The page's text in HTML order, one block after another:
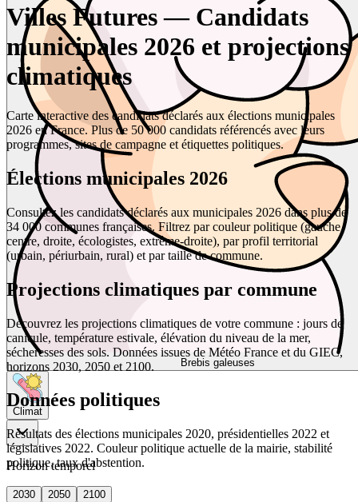
Brebis galeuses
Climat
Horizon temporel
2030 2050
2100
Villes Futures — Candidats
municipales 2026 et projections
climatiques
Carte interactive des candidats déclarés aux élections municipales
2026 en France. Plus de 50 000 candidats référencés avec leurs
programmes, sites de campagne et étiquettes politiques.
Élections municipales 2026
Consultez les candidats déclarés aux municipales 2026 dans plus de
34 000 communes françaises. Filtrez par couleur politique (gauche,
centre, droite, écologistes, extrême-droite), par profil territorial
(urbain, périurbain, rural) et par taille de commune.
Projections climatiques par commune
Découvrez les projections climatiques de votre commune : jours de
canicule, température estivale, élévation du niveau de la mer,
sécheresses des sols. Données issues de Météo France et du GIEC,
horizons 2030, 2050 et 2100.
Données politiques
Résultats des élections municipales 2020, présidentielles 2022 et
législatives 2022. Couleur politique actuelle de la mairie, stabilité
politique, taux d'abstention.